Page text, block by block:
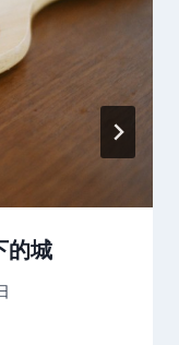
的城